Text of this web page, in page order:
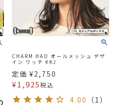
CHARM HAO オールメッシュ デザ
イン ワッチ #KJ
定価 ¥2,750
¥1,925税込
4.00 （1）